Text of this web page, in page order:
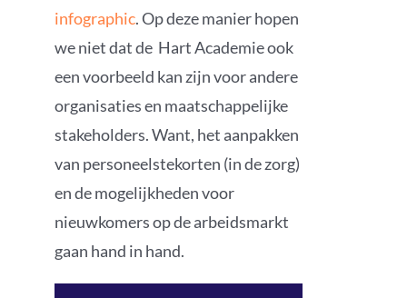
infographic. Op deze manier hopen
we niet dat de Hart Academie ook
een voorbeeld kan zijn voor andere
organisaties en maatschappelijke
stakeholders. Want, het aanpakken
van personeelstekorten (in de zorg)
en de mogelijkheden voor
nieuwkomers op de arbeidsmarkt
gaan hand in hand.